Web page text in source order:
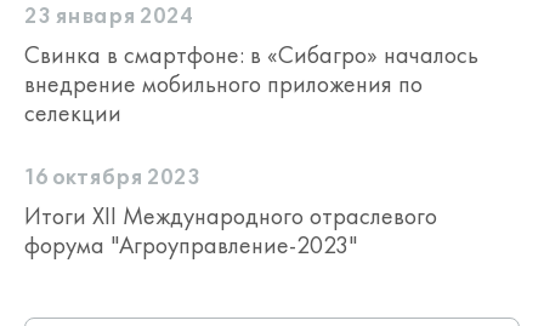
23 января 2024
Свинка в смартфоне: в «Сибагро» началось
внедрение мобильного приложения по
селекции
16 октября 2023
Итоги XII Международного отраслевого
форума "Агроуправление-2023"